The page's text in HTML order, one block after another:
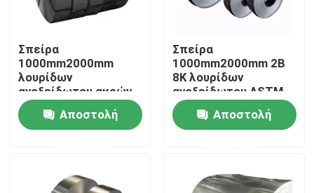
Σπίτι
Βίντεο
Σπείρα
1000mm2000mm
λουρίδων
ανοξείδωτου ακρών
μύλων συγκόλληση
πλάτουςΑποστολή
Σπείρα
1000mm2000mm 2B
8K λουρίδων
ανοξείδωτου ASTM
AISI
Αποστολή